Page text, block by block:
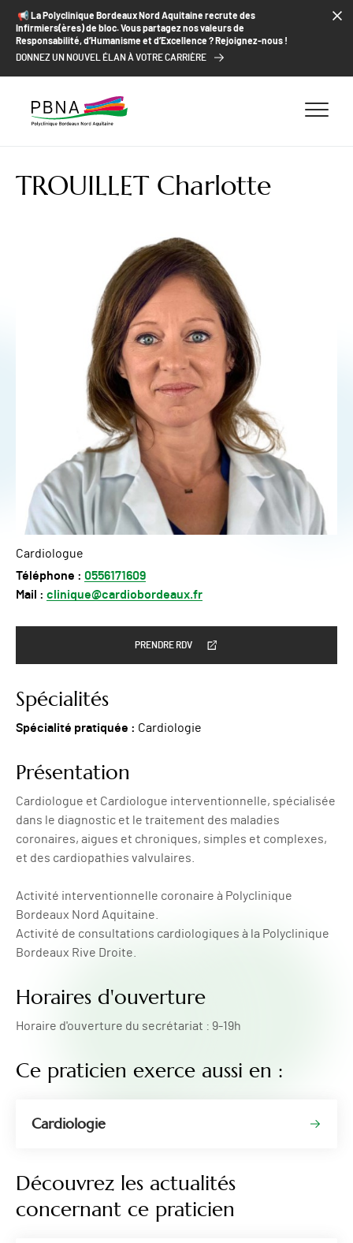
ALLER AU CONTENU
ALLER AU MENU
ALLER À LA RECHERCHE
📢​ La Polyclinique Bordeaux Nord Aquitaine recrute des
Infirmiers(ères) de bloc. Vous partagez nos valeurs de
Responsabilité, d’Humanisme et d’Excellence ? Rejoignez-nous !
DONNEZ UN NOUVEL ÉLAN À VOTRE CARRIÈRE
TROUILLET Charlotte
Cardiologue
Téléphone : 0556171609
Mail : clinique@cardiobordeaux.fr
PRENDRE RDV
Spécialités
Spécialité pratiquée : Cardiologie
Présentation
Cardiologue et Cardiologue interventionnelle, spécialisée
dans le diagnostic et le traitement des maladies
coronaires, aigues et chroniques, simples et complexes,
et des cardiopathies valvulaires.
Activité interventionnelle coronaire à Polyclinique
Bordeaux Nord Aquitaine.
Activité de consultations cardiologiques à la Polyclinique
Bordeaux Rive Droite.
Horaires d'ouverture
Horaire d'ouverture du secrétariat : 9-19h
Ce praticien exerce aussi en :
Cardiologie
Découvrez les actualités
concernant ce praticien